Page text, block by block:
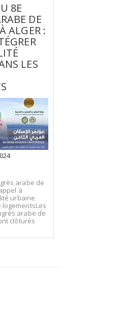
8E
DE
ALGER :
LES
arabe de
à
urbaine
arabe de
clôturés